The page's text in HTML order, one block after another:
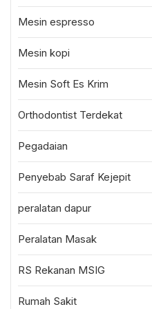
Mesin espresso
Mesin kopi
Mesin Soft Es Krim
Orthodontist Terdekat
Pegadaian
Penyebab Saraf Kejepit
peralatan dapur
Peralatan Masak
RS Rekanan MSIG
Rumah Sakit